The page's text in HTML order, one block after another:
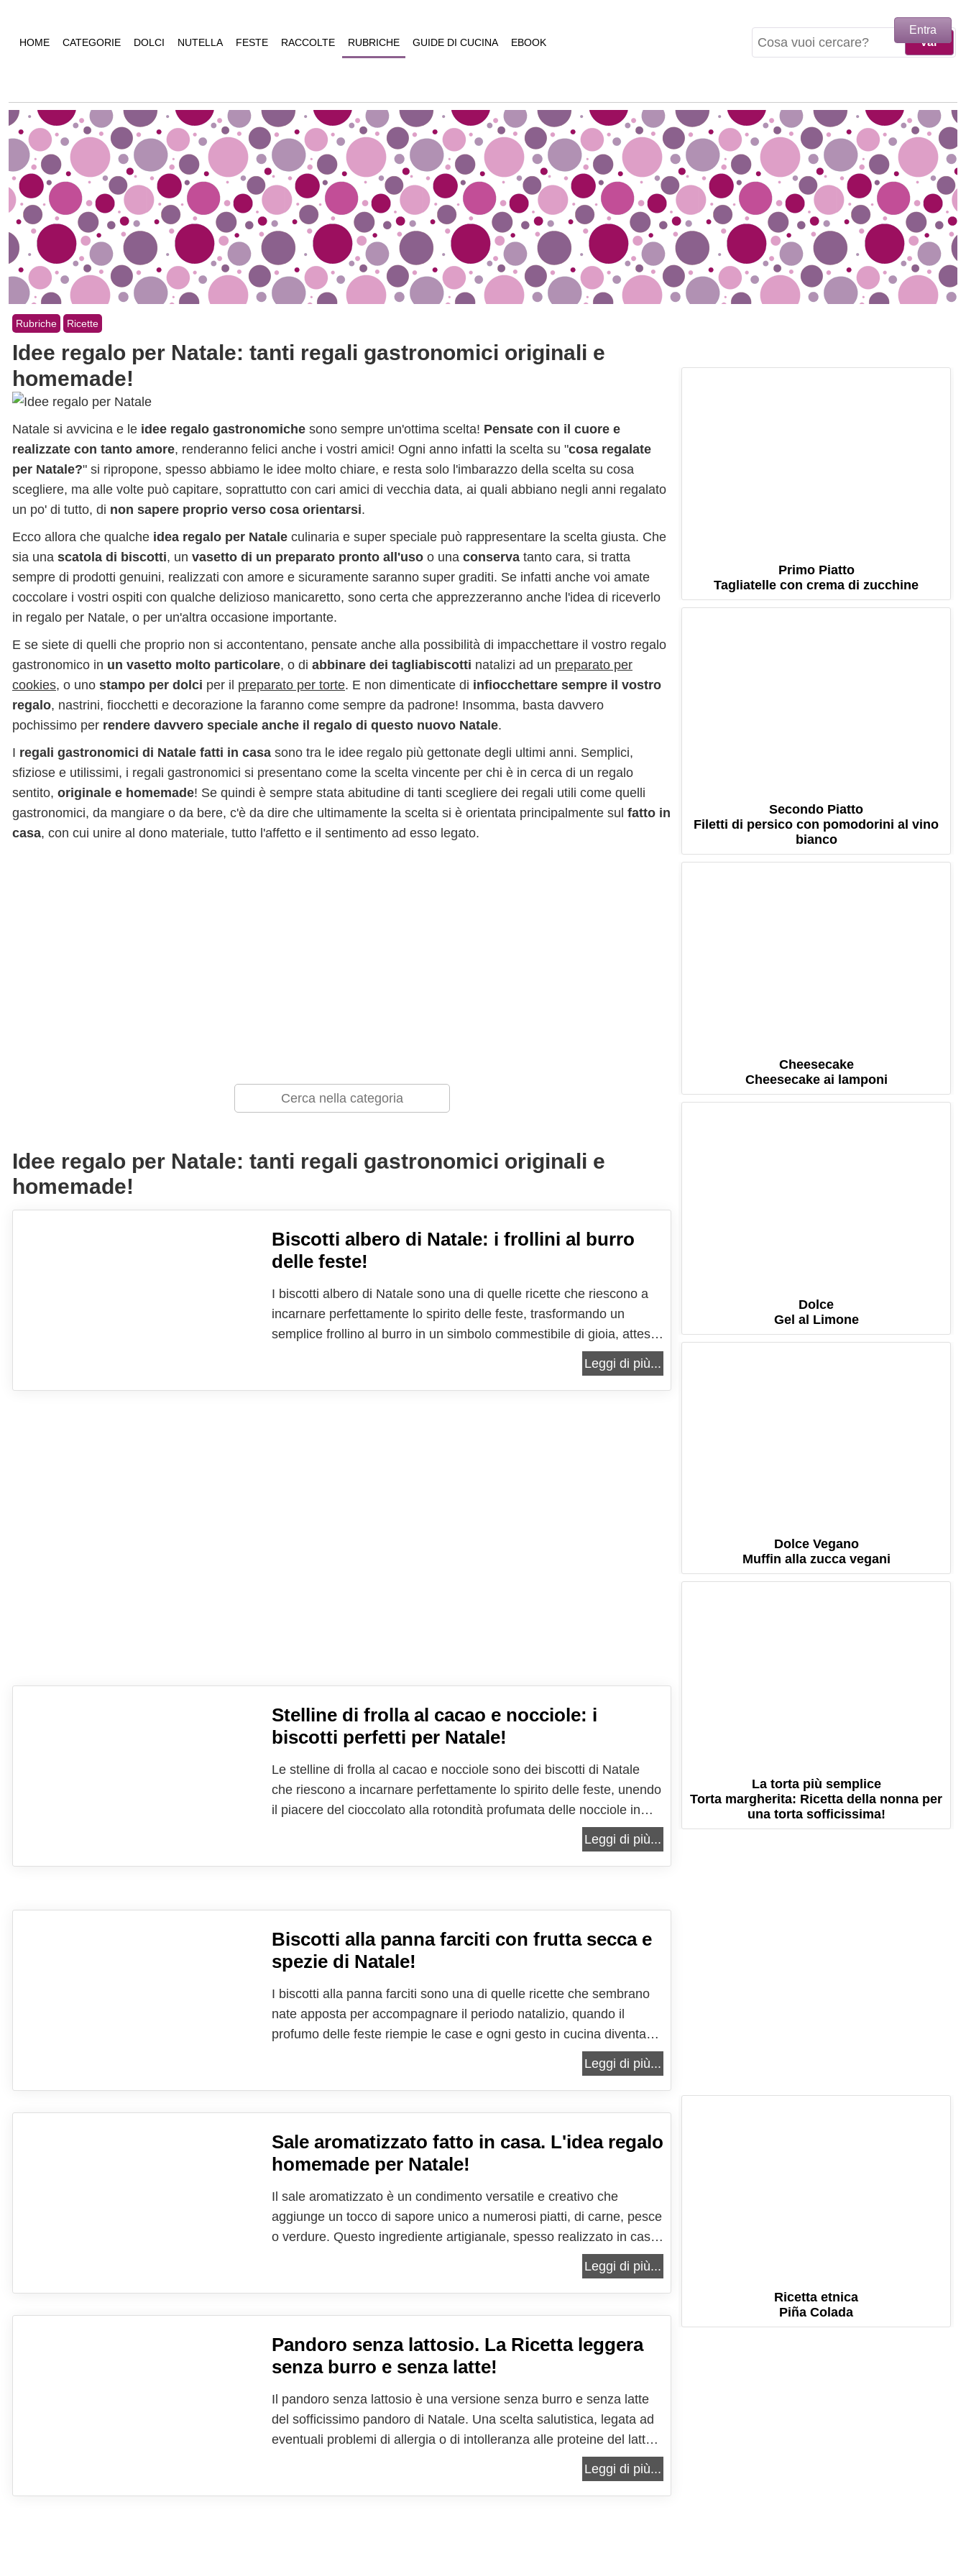
HOME CATEGORIE DOLCI NUTELLA FESTE RACCOLTE RUBRICHE GUIDE DI CUCINA EBOOK
Rubriche Ricette
Idee regalo per Natale: tanti regali gastronomici originali e
homemade!
Natale si avvicina e le idee regalo gastronomiche sono sempre un'ottima scelta! Pensate con il cuore e
realizzate con tanto amore, renderanno felici anche i vostri amici! Ogni anno infatti la scelta su "cosa regalate
per Natale?" si ripropone, spesso abbiamo le idee molto chiare, e resta solo l'imbarazzo della scelta su cosa
scegliere, ma alle volte può capitare, soprattutto con cari amici di vecchia data, ai quali abbiano negli anni regalato
un po' di tutto, di non sapere proprio verso cosa orientarsi.
Ecco allora che qualche idea regalo per Natale culinaria e super speciale può rappresentare la scelta giusta. Che
sia una scatola di biscotti, un vasetto di un preparato pronto all'uso o una conserva tanto cara, si tratta
sempre di prodotti genuini, realizzati con amore e sicuramente saranno super graditi. Se infatti anche voi amate
coccolare i vostri ospiti con qualche delizioso manicaretto, sono certa che apprezzeranno anche l'idea di riceverlo
in regalo per Natale, o per un'altra occasione importante.
E se siete di quelli che proprio non si accontentano, pensate anche alla possibilità di impacchettare il vostro regalo
gastronomico in un vasetto molto particolare, o di abbinare dei tagliabiscotti natalizi ad un preparato per
cookies, o uno stampo per dolci per il preparato per torte. E non dimenticate di infiocchettare sempre il vostro
regalo, nastrini, fiocchetti e decorazione la faranno come sempre da padrone! Insomma, basta davvero
pochissimo per rendere davvero speciale anche il regalo di questo nuovo Natale.
I regali gastronomici di Natale fatti in casa sono tra le idee regalo più gettonate degli ultimi anni. Semplici,
sfiziose e utilissimi, i regali gastronomici si presentano come la scelta vincente per chi è in cerca di un regalo
sentito, originale e homemade! Se quindi è sempre stata abitudine di tanti scegliere dei regali utili come quelli
gastronomici, da mangiare o da bere, c'è da dire che ultimamente la scelta si è orientata principalmente sul fatto in
casa, con cui unire al dono materiale, tutto l'affetto e il sentimento ad esso legato.
Idee regalo per Natale: tanti regali gastronomici originali e
homemade!
Biscotti albero di Natale: i frollini al burro
delle feste!
I biscotti albero di Natale sono una di quelle ricette che riescono a
incarnare perfettamente lo spirito delle feste, trasformando un
semplice frollino al burro in un simbolo commestibile di gioia, attesa
e condivisione. Non sono solo biscotti da mangiare, ma piccoli
Leggi di più...
Stelline di frolla al cacao e nocciole: i
biscotti perfetti per Natale!
Le stelline di frolla al cacao e nocciole sono dei biscotti di Natale
che riescono a incarnare perfettamente lo spirito delle feste, unendo
il piacere del cioccolato alla rotondità profumata delle nocciole in
una forma che richiama immediatamente la festa, la luce, l’attesa.
Leggi di più...
Biscotti alla panna farciti con frutta secca e
spezie di Natale!
I biscotti alla panna farciti sono una di quelle ricette che sembrano
nate apposta per accompagnare il periodo natalizio, quando il
profumo delle feste riempie le case e ogni gesto in cucina diventa
parte di un rituale fatto di ricordi, tradizioni e piccole magie. Sono
Leggi di più...
Sale aromatizzato fatto in casa. L'idea regalo
homemade per Natale!
Il sale aromatizzato è un condimento versatile e creativo che
aggiunge un tocco di sapore unico a numerosi piatti, di carne, pesce
o verdure. Questo ingrediente artigianale, spesso realizzato in casa,
permette di personalizzare il proprio approccio alla cucina,
regalando un'esplosione di sapori a molte preparazioni...
Leggi di più...
Pandoro senza lattosio. La Ricetta leggera
senza burro e senza latte!
Il pandoro senza lattosio è una versione senza burro e senza latte
del sofficissimo pandoro di Natale. Una scelta salutistica, legata ad
eventuali problemi di allergia o di intolleranza alle proteine del latte,
che permette nonostante tutto di non rinunciare al classico dolce a
Leggi di più...
Primo Piatto
Tagliatelle con crema di zucchine
Secondo Piatto
Filetti di persico con pomodorini al vino
bianco
Cheesecake
Cheesecake ai lamponi
Dolce
Gel al Limone
Dolce Vegano
Muffin alla zucca vegani
La torta più semplice
Torta margherita: Ricetta della nonna per
una torta sofficissima!
Ricetta etnica
Piña Colada
Entra